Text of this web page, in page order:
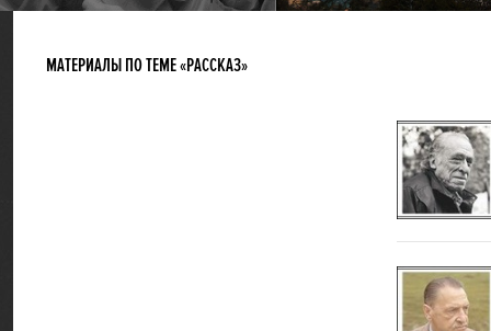
МАТЕРИАЛЫ ПО ТЕМЕ «РАССКАЗ»